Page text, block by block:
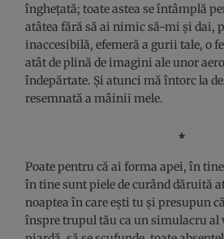
înghețată; toate astea se întâmplă
atâtea fără să ai nimic să-mi și dai,
inaccesibilă, efemeră a gurii tale, o
atât de plină de imagini ale unor
îndepărtate. Și atunci mă întorc la
resemnată a mâinii mele.
⁎
Poate pentru că ai forma apei, în
în tine sunt piele de curând dăruită
noaptea în care ești tu și presupun
înspre trupul tău ca un simulacru al